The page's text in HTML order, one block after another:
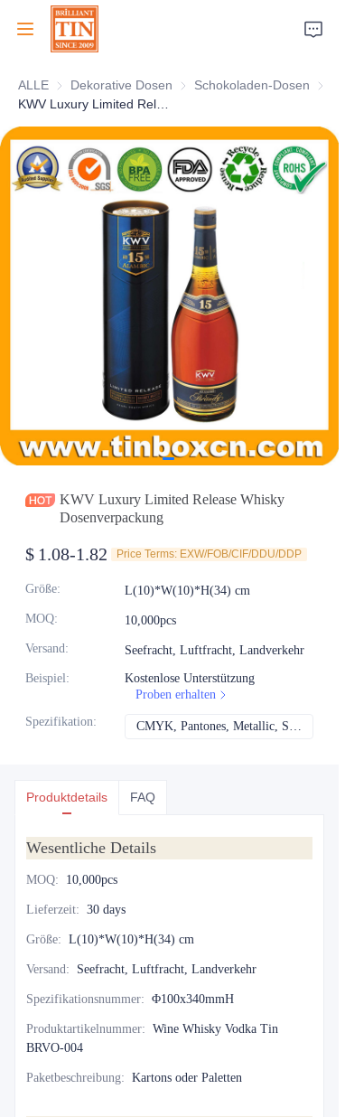
ALLE Dekorative Dosen Dekorative Dosen
Schokoladen-Dosen
KWV Luxury Limited Release Whisky
Dosenverpackung
$ 1.08-1.82 Price Terms: EXW/FOB/CIF/DDU/DDP
Größe: L(10)*W(10)*H(34) cm
MOQ: 10,000pcs
Versand: Seefracht, Luftfracht, Landverkehr
Beispiel:
Kostenlose Unterstützung
Proben erhalten
Spezifikation: CMYK, Pantones, Metallic, Sonderfarbe usw.
Produktdetails FAQ
Wesentliche Details
MOQ: 10,000pcs
Lieferzeit: 30 days
Größe: L(10)*W(10)*H(34) cm
Versand: Seefracht, Luftfracht, Landverkehr
Spezifikationsnummer: Φ100x340mmH
Produktartikelnummer: Wine Whisky Vodka Tin
BRVO-004
Paketbeschreibung: Kartons oder Paletten
Zuhause
Unternehmen
Produkte
Kundendienst
Messen 2026
Nachhaltigkeit
Nachrichten